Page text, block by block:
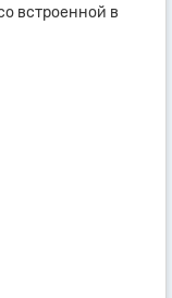
встроенной в